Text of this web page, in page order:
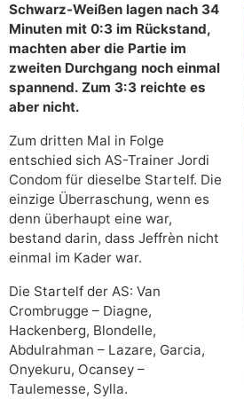
Schwarz-Weißen lagen nach 34
Minuten mit 0:3 im Rückstand,
machten aber die Partie im
zweiten Durchgang noch einmal
spannend. Zum 3:3 reichte es
aber nicht.
Zum dritten Mal in Folge
entschied sich AS-Trainer Jordi
Condom für dieselbe Startelf. Die
einzige Überraschung, wenn es
denn überhaupt eine war,
bestand darin, dass Jeffrèn nicht
einmal im Kader war.
Die Startelf der AS: Van
Crombrugge – Diagne,
Hackenberg, Blondelle,
Abdulrahman – Lazare, Garcia,
Onyekuru, Ocansey –
Taulemesse, Sylla.